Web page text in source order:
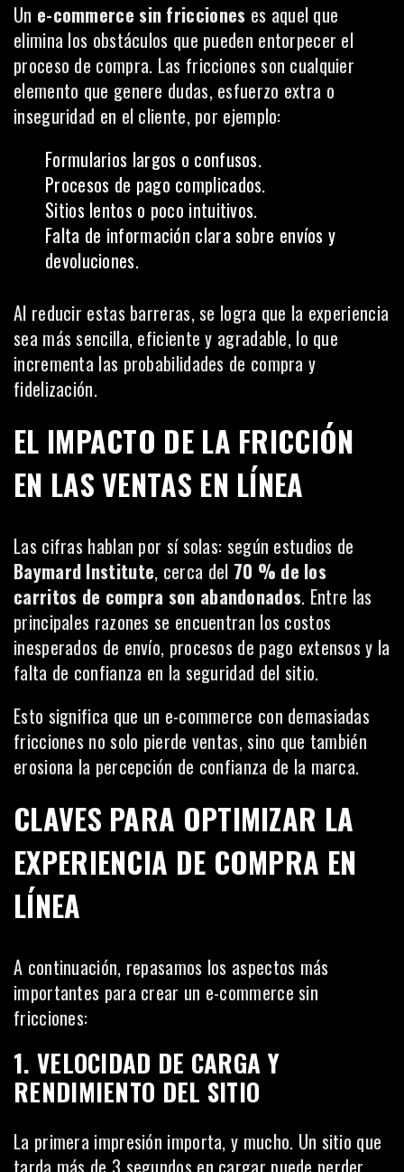
Un e-commerce sin fricciones es aquel que
elimina los obstáculos que pueden entorpecer el
proceso de compra. Las fricciones son cualquier
elemento que genere dudas, esfuerzo extra o
inseguridad en el cliente, por ejemplo:
Formularios largos o confusos.
Procesos de pago complicados.
Sitios lentos o poco intuitivos.
Falta de información clara sobre envíos y
devoluciones.
Al reducir estas barreras, se logra que la experiencia
sea más sencilla, eficiente y agradable, lo que
incrementa las probabilidades de compra y
fidelización.
EL IMPACTO DE LA FRICCIÓN
EN LAS VENTAS EN LÍNEA
Las cifras hablan por sí solas: según estudios de
Baymard Institute, cerca del 70 % de los
carritos de compra son abandonados. Entre las
principales razones se encuentran los costos
inesperados de envío, procesos de pago extensos y la
falta de confianza en la seguridad del sitio.
Esto significa que un e-commerce con demasiadas
fricciones no solo pierde ventas, sino que también
erosiona la percepción de confianza de la marca.
CLAVES PARA OPTIMIZAR LA
EXPERIENCIA DE COMPRA EN
LÍNEA
A continuación, repasamos los aspectos más
importantes para crear un e-commerce sin
fricciones:
1. VELOCIDAD DE CARGA Y
RENDIMIENTO DEL SITIO
La primera impresión importa, y mucho. Un sitio que